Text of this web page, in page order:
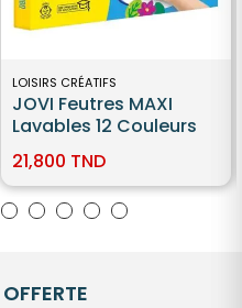
LOISIRS CRÉATIFS
JOVI Feutres MAXI
Lavables 12 Couleurs
21,800 TND